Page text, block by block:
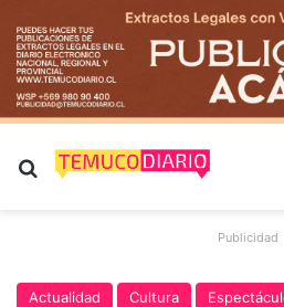
Buscar por
Publicidad
Actualidad Cultura